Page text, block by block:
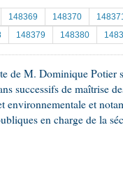
... )
148369 148370
148379 148380
de M. Dominique Potier
successifs de maîtrise
environnementale et
en charge de la